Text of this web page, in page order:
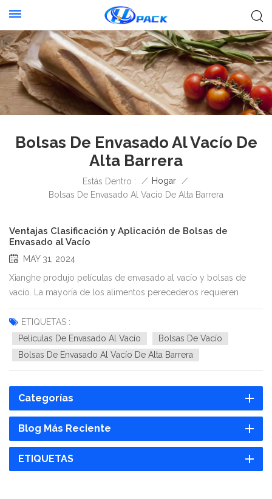
Bolsas De Envasado Al Vacío De
Alta Barrera
Estás Dentro : / Hogar
/
Bolsas De Envasado Al Vacío De Alta Barrera
Ventajas Clasificación y Aplicación de Bolsas de
Envasado al Vacío
MAY 31, 2024
Xianghe produjo películas de envasado al vacío y bolsas de
vacío. La mayoría de los alimentos perecederos requieren
envasado al vacío o en atmósfera modificada (MAP). Las bolsas
de envasado al vacío son ideales para aplicaciones de envasado
al vac&iac...
ETIQUETAS :
Películas De Envasado Al Vacío
Bolsas De Vacío
Bolsas De Envasado Al Vacío De Alta Barrera
Categorías
Blog Más Reciente
ETIQUETAS